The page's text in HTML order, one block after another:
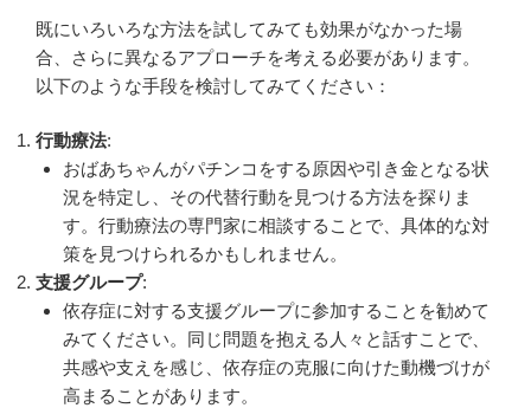
既にいろいろな方法を試してみても効果がなかった場
合、さらに異なるアプローチを考える必要があります。
以下のような手段を検討してみてください：
行動療法:
おばあちゃんがパチンコをする原因や引き金となる状
況を特定し、その代替行動を見つける方法を探りま
す。行動療法の専門家に相談することで、具体的な対
策を見つけられるかもしれません。
支援グループ:
依存症に対する支援グループに参加することを勧めて
みてください。同じ問題を抱える人々と話すことで、
共感や支えを感じ、依存症の克服に向けた動機づけが
高まることがあります。